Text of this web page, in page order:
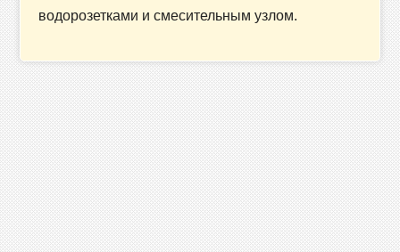
водорозетками и смесительным узлом.